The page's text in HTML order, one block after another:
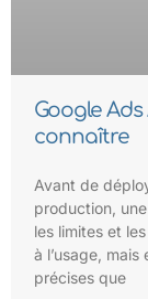
Google
connaître
Avant de
production,
les limites et
à l’usage,
précises que